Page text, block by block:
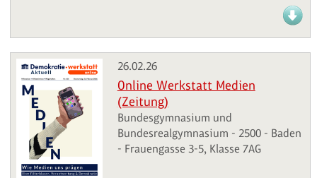
26.02.26
Online Werkstatt Medien
(Zeitung)
Bundesgymnasium und
Bundesrealgymnasium - 2500 - Baden
- Frauengasse 3-5, Klasse 7AG